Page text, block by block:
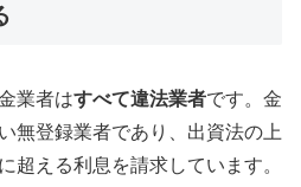
業者はすべて違法業者です。金
無登録業者であり、出資法の上
超える利息を請求しています。